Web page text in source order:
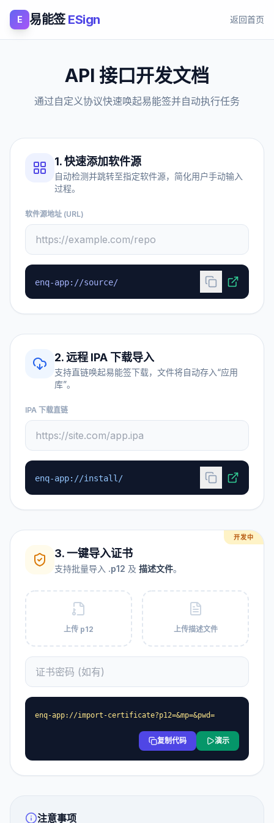
E 易能签ESign 返回首页
API 接口开发文档
通过自定义协议快速唤起易能签并自动执行任务
1. 快速添加软件源
自动检测并跳转至指定软件源，简化用户手动输入
过程。
软件源地址 (URL)
enq-app://source/
2. 远程 IPA 下载导入
支持直链唤起易能签下载，文件将自动存入“应用
库”。
IPA 下载直链
enq-app://install/
开发中
3. 一键导入证书
支持批量导入 .p12 及 描述文件。
上传 p12 上传描述文件
enq-app://import-certificate?p12=&mp=&pwd=
复制代码 演示
注意事项